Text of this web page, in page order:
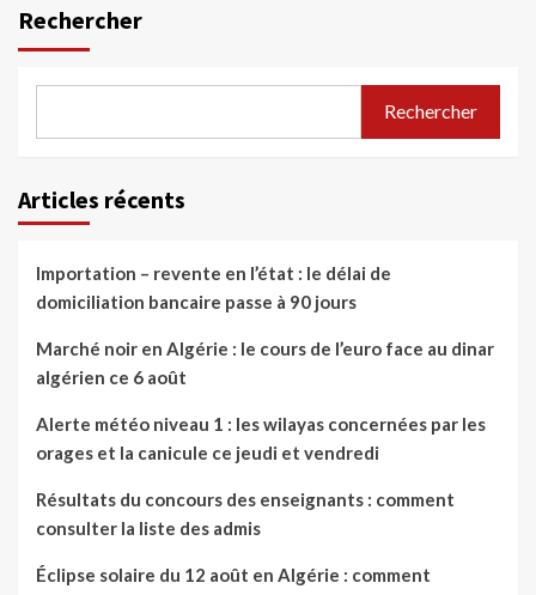
Rechercher
Rechercher
Articles récents
Importation – revente en l’état : le délai de
domiciliation bancaire passe à 90 jours
Marché noir en Algérie : le cours de l’euro face au dinar
algérien ce 6 août
Alerte météo niveau 1 : les wilayas concernées par les
orages et la canicule ce jeudi et vendredi
Résultats du concours des enseignants : comment
consulter la liste des admis
Éclipse solaire du 12 août en Algérie : comment